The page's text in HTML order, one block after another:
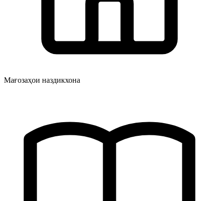
Мағозаҳои наздикхона